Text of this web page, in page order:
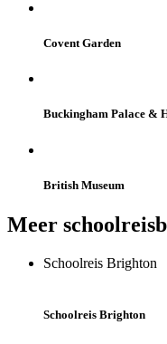
Covent Garden
Buckingham Palace &
British Museum
Meer
Schoolreis Brighton
Schoolreis Brighton